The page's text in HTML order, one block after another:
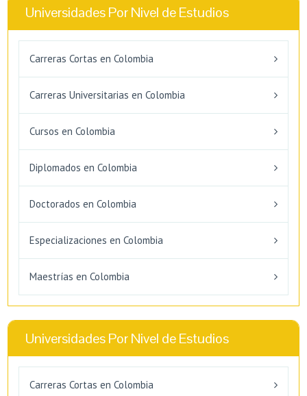
Universidades Por Nivel de Estudios
Carreras Cortas en Colombia
Carreras Universitarias en Colombia
Cursos en Colombia
Diplomados en Colombia
Doctorados en Colombia
Especializaciones en Colombia
Maestrías en Colombia
Universidades Por Nivel de Estudios
Carreras Cortas en Colombia